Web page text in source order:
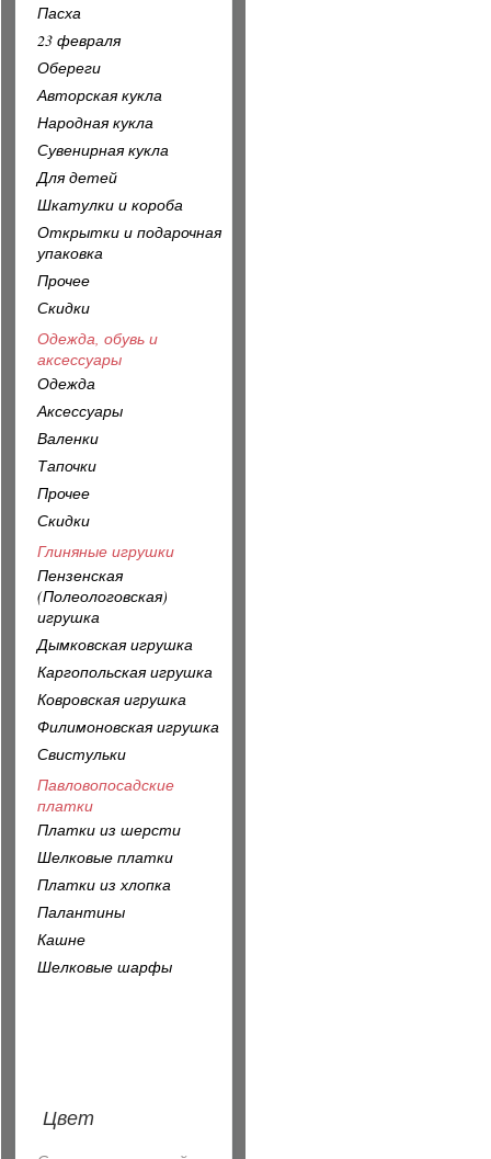
Пасха
23 февраля
Обереги
Авторская кукла
Народная кукла
Сувенирная кукла
Для детей
Шкатулки и короба
Открытки и подарочная
упаковка
Прочее
Скидки
Одежда, обувь и
аксессуары
Одежда
Аксессуары
Валенки
Тапочки
Прочее
Скидки
Глиняные игрушки
Пензенская
(Полеологовская)
игрушка
Дымковская игрушка
Каргопольская игрушка
Ковровская игрушка
Филимоновская игрушка
Свистульки
Павловопосадские
платки
Платки из шерсти
Шелковые платки
Платки из хлопка
Палантины
Кашне
Шелковые шарфы
Цвет